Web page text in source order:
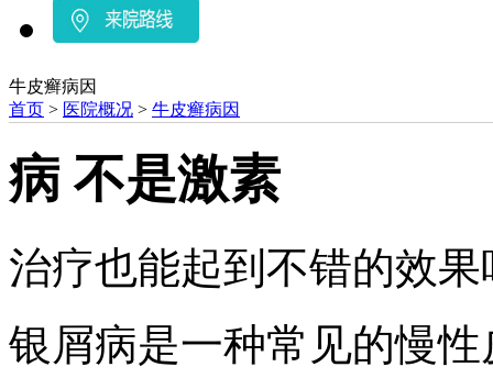
牛皮癣病因
首页 > 医院概况 > 牛皮癣病因
病 不是激素
治疗也能起到不错的效果
银屑病是一种常见的慢